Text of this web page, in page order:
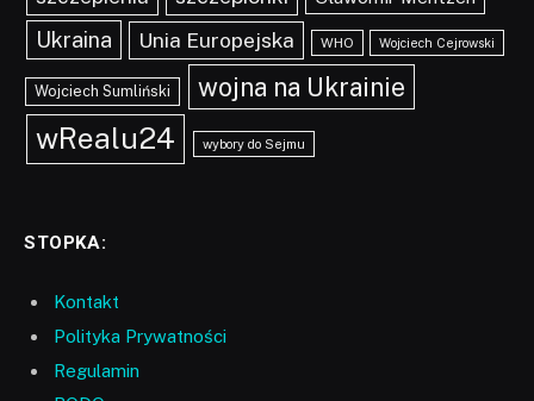
Ukraina Unia Europejska WHO Wojciech Cejrowski
Wojciech Sumliński wojna na Ukrainie
wRealu24 wybory do Sejmu
STOPKA:
Kontakt
Polityka Prywatności
Regulamin